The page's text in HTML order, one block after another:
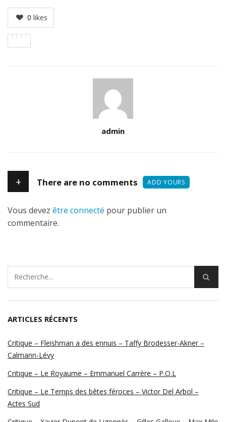
0 likes
admin
+ There are no comments ADD YOURS
Vous devez être connecté pour publier un
commentaire.
ARTICLES RÉCENTS
Critique – Fleishman a des ennuis – Taffy Brodesser-Akner –
Calmann-Lévy
Critique – Le Royaume – Emmanuel Carrère – P.O.L
Critique – Le Temps des bêtes féroces – Victor Del Arbol –
Actes Sud